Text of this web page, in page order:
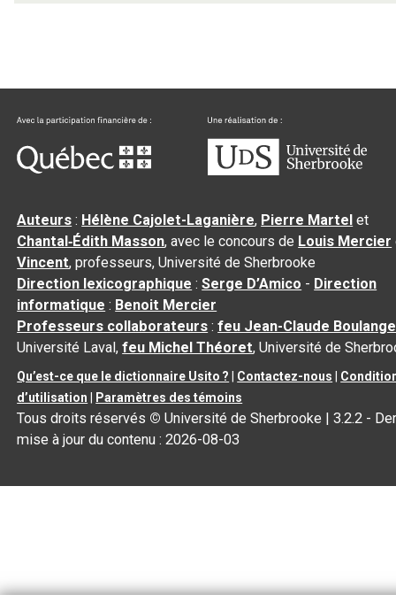
Auteurs : Hélène Cajolet-Laganière, Pierre Martel et
Chantal‑Édith Masson, avec le concours de Louis Mercier
Vincent, professeurs, Université de Sherbrooke
Direction lexicographique :Serge D’Amico - Direction
informatique : Benoit Mercier
Professeurs collaborateurs :feu Jean-Claude
Université Laval,feu Michel Théoret, Université de
Qu’est-ce que le dictionnaire Usito ? Contactez-nous
d’utilisation
Paramètres des témoins
Tous droits réservés © Université de Sherbrooke |3.2.2 -
mise à jour du contenu :2026-08-03